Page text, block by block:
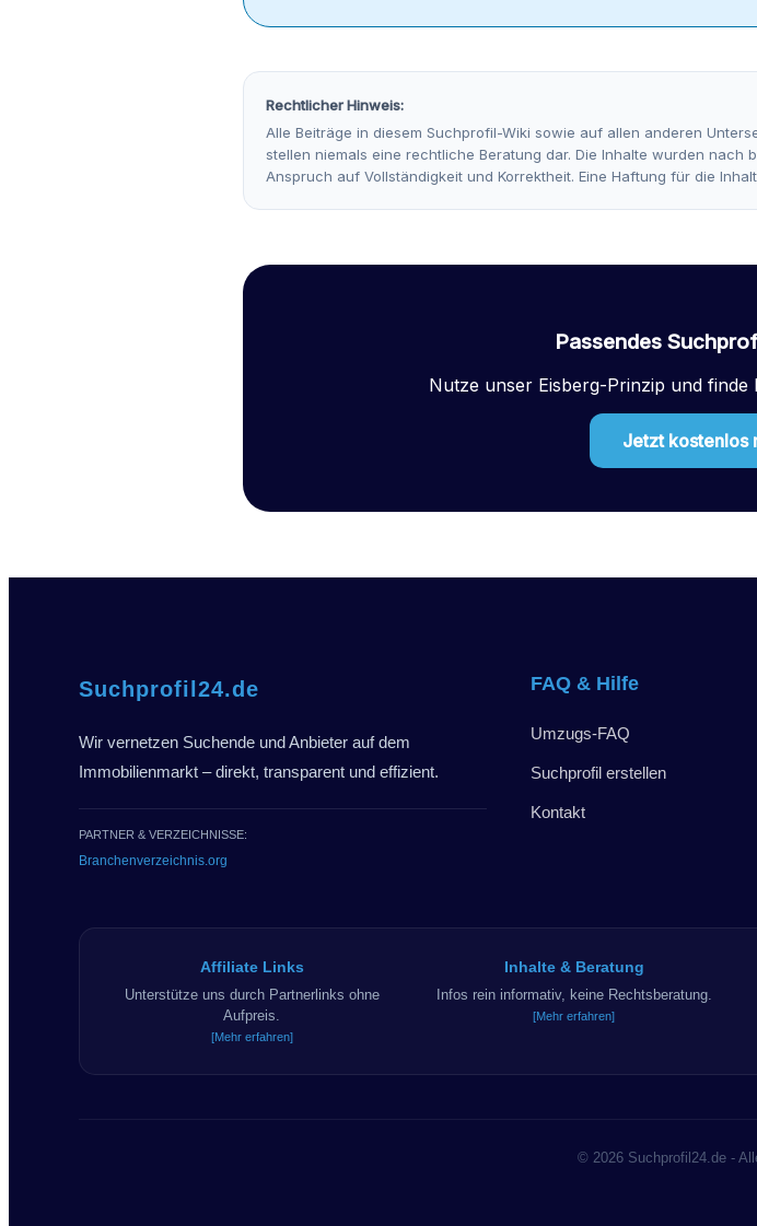
Rechtlicher Hinweis:
Alle Beiträge in diesem Suchprofil-Wiki sowie auf allen anderen
stellen niemals eine rechtliche Beratung dar. Die Inhalte wurden
Anspruch auf Vollständigkeit und Korrektheit. Eine Haftung für die
Passendes
Nutze unser Eisberg-Prinzip und
Jetzt kostenlos
Suchprofil24.de
Wir vernetzen Suchende und Anbieter auf dem
Immobilienmarkt – direkt, transparent und effizient.
PARTNER & VERZEICHNISSE:
Branchenverzeichnis.org
FAQ & Hilfe
Umzugs-FAQ
Suchprofil erstellen
Kontakt
Affiliate Links
Unterstütze uns durch Partnerlinks ohne
Aufpreis.
[Mehr erfahren]
Inhalte & Beratung
Infos rein informativ, keine Rechtsberatung.
[Mehr erfahren]
© 2026 Suchprofil24.de -